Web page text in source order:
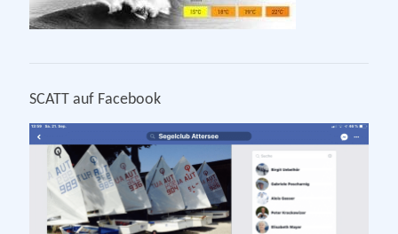
SCATT auf Facebook